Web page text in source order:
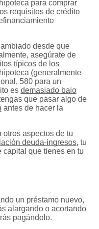
para comprar
requisitos de crédito
desde que
asegúrate de
típicos de los
(generalmente
580 para un
es demasiado bajo
que pasar algo de
antes de hacer la
otros aspectos de tu
deuda-ingresos, tu
capital que tienes en tu
un préstamo nuevo,
alargando o acortando
pagándolo.